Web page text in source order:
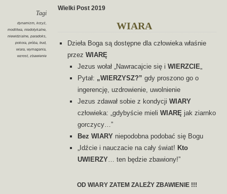
Tagi
dynamizm, krzyż,
modlitwa, niedotykalne,
niewidzialne, paradoks,
pokora, próba, trud,
wiara, wymagania,
wzrost, zbawienie
Wielki Post 2019
WIARA
Dzieła Boga są dostępne dla człowieka właśnie
przezWIARĘ
Jezus wołał „Nawracajcie się i WIERZCIE„
Pytał: „WIERZYSZ?” gdy proszono go o
ingerencję, uzdrowienie, uwolnienie
Jezus zdawał sobie z kondycji WIARY
człowieka: „gdybyście mieli WIARĘjak ziarnko
gorczycy…”
Bez WIARYniepodobna podobać się Bogu
„Idźcie i nauczacie na cały świat! Kto
UWIERZY… ten będzie zbawiony!”
OD WIARY ZATEM ZALEŻY ZBAWIENIE !!!